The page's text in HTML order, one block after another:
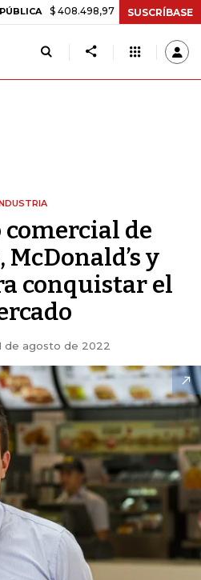
$ 408.498,97 +$ 8.753,81 +2,19%
SUSCRÍBASE
comercial de
y
conquistar el
de agosto de 2022